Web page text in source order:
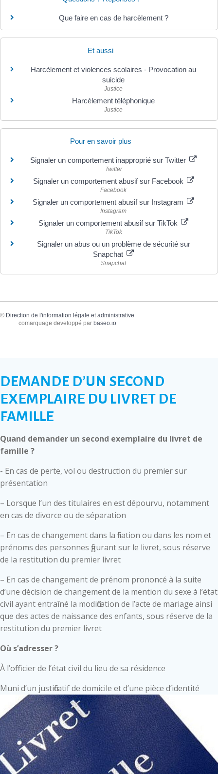
Que faire en cas de harcèlement ?
Et aussi
Harcèlement et violences scolaires - Provocation au
suicide
Justice
Harcèlement téléphonique
Justice
Pour en savoir plus
Signaler un comportement inapproprié sur Twitter
Twitter
Signaler un comportement abusif sur Facebook
Facebook
Signaler un comportement abusif sur Instagram
Instagram
Signaler un comportement abusif sur TikTok
TikTok
Signaler un abus ou un problème de sécurité sur
Snapchat
Snapchat
© Direction de l'information légale et administrative
comarquage developpé par baseo.io
DEMANDE D’UN SECOND
EXEMPLAIRE DU LIVRET DE
FAMILLE
Quand demander un second exemplaire du livret de
famille ?
- En cas de perte, vol ou destruction du premier sur
présentation
– Lorsque l’un des titulaires en est dépourvu, notamment
en cas de divorce ou de séparation
– En cas de changement dans la filiation ou dans les nom et
prénoms des personnes figurant sur le livret, sous réserve
de la restitution du premier livret
– En cas de changement de prénom prononcé à la suite
d’une décision de changement de la mention du sexe à l’état
civil ayant entraîné la modification de l’acte de mariage ainsi
que des actes de naissance des enfants, sous réserve de la
restitution du premier livret
Où s’adresser ?
À l’officier de l’état civil du lieu de sa résidence
Muni d’un justificatif de domicile et d’une pièce d’identité